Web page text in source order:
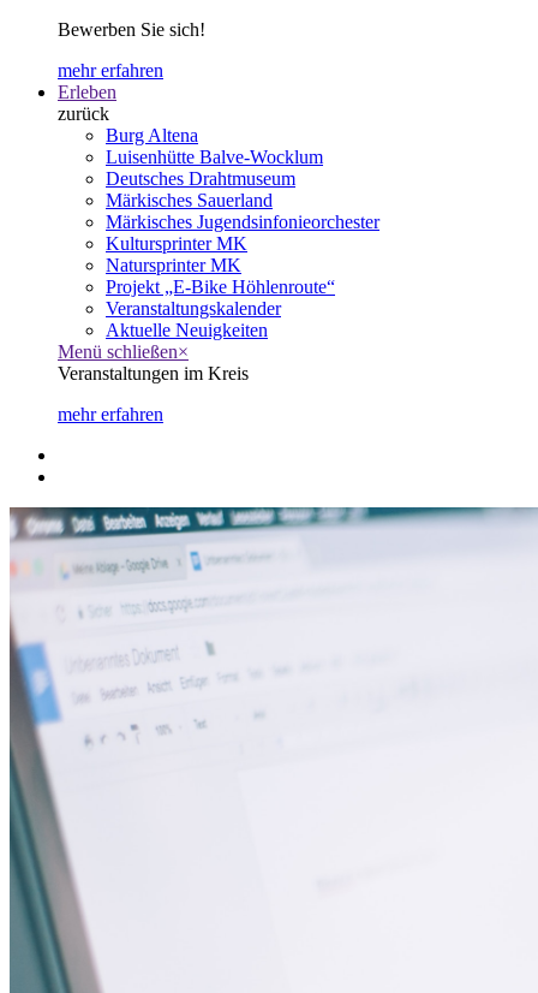
Bewerben Sie sich!
mehr erfahren
Erleben
zurück
Burg Altena
Luisenhütte Balve-Wocklum
Deutsches Drahtmuseum
Märkisches Sauerland
Märkisches Jugendsinfonieorchester
Kultursprinter MK
Natursprinter MK
Projekt „E-Bike Höhlenroute“
Veranstaltungskalender
Aktuelle Neuigkeiten
Menü schließen×
Veranstaltungen im Kreis
mehr erfahren